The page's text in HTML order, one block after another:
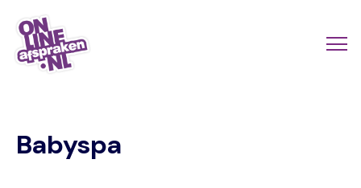
Naar
hoofdinhoud
Babyspa